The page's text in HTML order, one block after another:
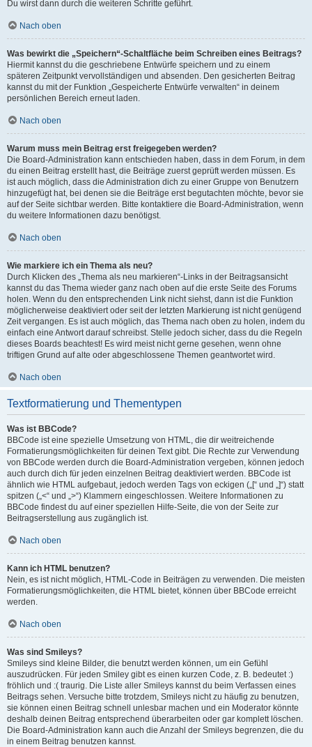
Du wirst dann durch die weiteren Schritte geführt.
Nach oben
Was bewirkt die „Speichern“-Schaltfläche beim Schreiben eines Beitrags?
Hiermit kannst du die geschriebene Entwürfe speichern und zu einem
späteren Zeitpunkt vervollständigen und absenden. Den gesicherten Beitrag
kannst du mit der Funktion „Gespeicherte Entwürfe verwalten“ in deinem
persönlichen Bereich erneut laden.
Nach oben
Warum muss mein Beitrag erst freigegeben werden?
Die Board-Administration kann entschieden haben, dass in dem Forum, in dem
du einen Beitrag erstellt hast, die Beiträge zuerst geprüft werden müssen. Es
ist auch möglich, dass die Administration dich zu einer Gruppe von Benutzern
hinzugefügt hat, bei denen sie die Beiträge erst begutachten möchte, bevor sie
auf der Seite sichtbar werden. Bitte kontaktiere die Board-Administration, wenn
du weitere Informationen dazu benötigst.
Nach oben
Wie markiere ich ein Thema als neu?
Durch Klicken des „Thema als neu markieren“-Links in der Beitragsansicht
kannst du das Thema wieder ganz nach oben auf die erste Seite des Forums
holen. Wenn du den entsprechenden Link nicht siehst, dann ist die Funktion
möglicherweise deaktiviert oder seit der letzten Markierung ist nicht genügend
Zeit vergangen. Es ist auch möglich, das Thema nach oben zu holen, indem du
einfach eine Antwort darauf schreibst. Stelle jedoch sicher, dass du die Regeln
dieses Boards beachtest! Es wird meist nicht gerne gesehen, wenn ohne
triftigen Grund auf alte oder abgeschlossene Themen geantwortet wird.
Nach oben
Textformatierung und Thementypen
Was ist BBCode?
BBCode ist eine spezielle Umsetzung von HTML, die dir weitreichende
Formatierungsmöglichkeiten für deinen Text gibt. Die Rechte zur Verwendung
von BBCode werden durch die Board-Administration vergeben, können jedoch
auch durch dich für jeden einzelnen Beitrag deaktiviert werden. BBCode ist
ähnlich wie HTML aufgebaut, jedoch werden Tags von eckigen („[“ und „]“) statt
spitzen („<“ und „>“) Klammern eingeschlossen. Weitere Informationen zu
BBCode findest du auf einer speziellen Hilfe-Seite, die von der Seite zur
Beitragserstellung aus zugänglich ist.
Nach oben
Kann ich HTML benutzen?
Nein, es ist nicht möglich, HTML-Code in Beiträgen zu verwenden. Die meisten
Formatierungsmöglichkeiten, die HTML bietet, können über BBCode erreicht
werden.
Nach oben
Was sind Smileys?
Smileys sind kleine Bilder, die benutzt werden können, um ein Gefühl
auszudrücken. Für jeden Smiley gibt es einen kurzen Code, z. B. bedeutet :)
fröhlich und :( traurig. Die Liste aller Smileys kannst du beim Verfassen eines
Beitrags sehen. Versuche bitte trotzdem, Smileys nicht zu häufig zu benutzen,
sie können einen Beitrag schnell unlesbar machen und ein Moderator könnte
deshalb deinen Beitrag entsprechend überarbeiten oder gar komplett löschen.
Die Board-Administration kann auch die Anzahl der Smileys begrenzen, die du
in einem Beitrag benutzen kannst.